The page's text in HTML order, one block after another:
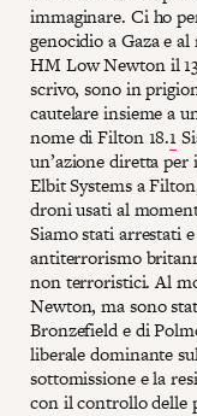
immaginare. Ci ho
genocidio a Gaza e
HM Low Newton il
scrivo, sono in
cautelare insieme a
nome di Filton 18.1
un’azione diretta
Elbit Systems a
droni usati al
Siamo stati arrestati
antiterrorismo
non terroristici. Al
Newton, ma sono
Bronzefield e di
liberale dominante
sottomissione e la
con il controllo delle